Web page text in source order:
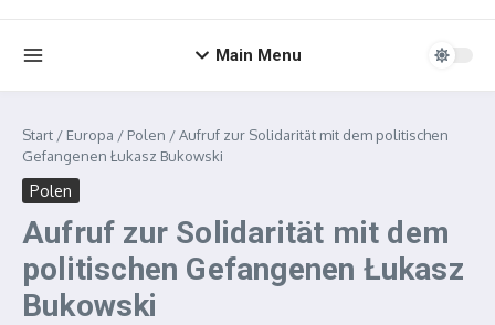
Main Menu
Start / Europa / Polen /Aufruf zur Solidarität mit dem politischen
Gefangenen Łukasz Bukowski
Polen
Aufruf zur Solidarität mit dem
politischen Gefangenen Łukasz
Bukowski